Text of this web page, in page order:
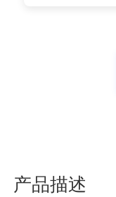
产品描述